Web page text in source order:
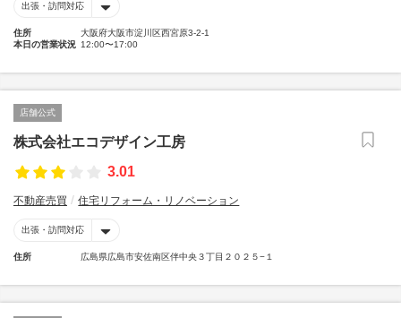
出張・訪問対応
住所
大阪府大阪市淀川区西宮原3-2-1
本日の営業状況 12:00〜17:00
店舗公式
株式会社エコデザイン工房
3.01
不動産売買 住宅リフォーム・リノベーション
出張・訪問対応
住所 広島県広島市安佐南区伴中央３丁目２０２５−１